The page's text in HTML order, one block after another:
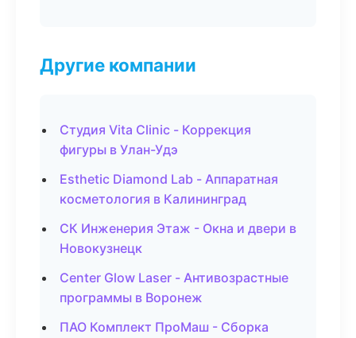
Другие компании
Студия Vita Clinic - Коррекция
фигуры в Улан-Удэ
Esthetic Diamond Lab - Аппаратная
косметология в Калининград
СК Инженерия Этаж - Окна и двери в
Новокузнецк
Center Glow Laser - Антивозрастные
программы в Воронеж
ПАО Комплект ПроМаш - Сборка